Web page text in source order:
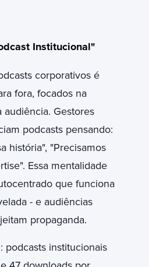
Institucional"
corporativos é
fora, focados na
Gestores
podcasts pensando:
história", "Precisamos
Essa mentalidade
que funciona
- e audiências
propaganda.
podcasts institucionais